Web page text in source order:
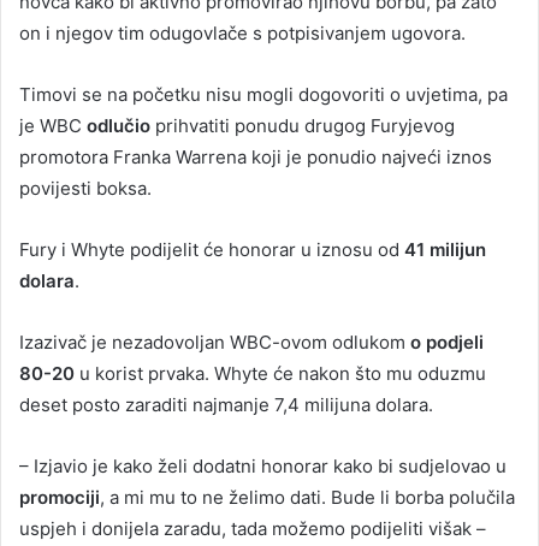
on i njegov tim odugovlače s potpisivanjem ugovora.
Timovi se na početku nisu mogli dogovoriti o uvjetima, pa
je WBC odlučio prihvatiti ponudu drugog Furyjevog
promotora Franka Warrena koji je ponudio najveći iznos
povijesti boksa.
Fury i Whyte podijelit će honorar u iznosu od 41 milijun
dolara.
Izazivač je nezadovoljan WBC-ovom odlukom o podjeli
80-20 u korist prvaka. Whyte će nakon što mu oduzmu
deset posto zaraditi najmanje 7,4 milijuna dolara.
– Izjavio je kako želi dodatni honorar kako bi sudjelovao u
promociji, a mi mu to ne želimo dati. Bude li borba polučila
uspjeh i donijela zaradu, tada možemo podijeliti višak –